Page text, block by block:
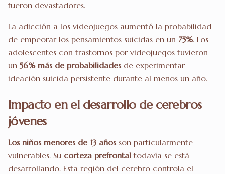
fueron devastadores.
La adicción a los videojuegos aumentó la probabilidad
de empeorar los pensamientos suicidas en un 75%. Los
adolescentes con trastornos por videojuegos tuvieron
un 56% más de probabilidadesde experimentar
ideación suicida persistente durante al menos un año.
Impacto en el desarrollo de cerebros
jóvenes
Los niños menores de 13 añosson particularmente
vulnerables. Su corteza prefrontal todavía se está
desarrollando. Esta región del cerebro controla el